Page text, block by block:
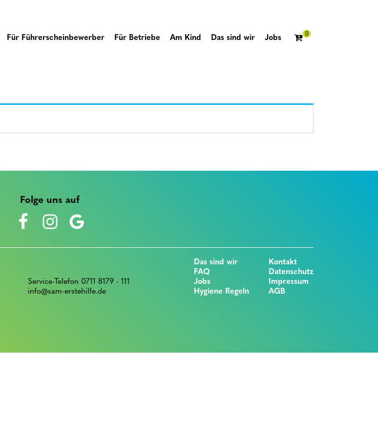
Für Führerscheinbewerber Für Betriebe Am Kind Das sind wir Jobs
Folge uns auf
Service-Telefon 0711 8179 - 111
info@sam-erstehilfe.de
Das sind wir
FAQ
Jobs
Hygiene Regeln
Kontakt
Datenschutz
Impressum
AGB